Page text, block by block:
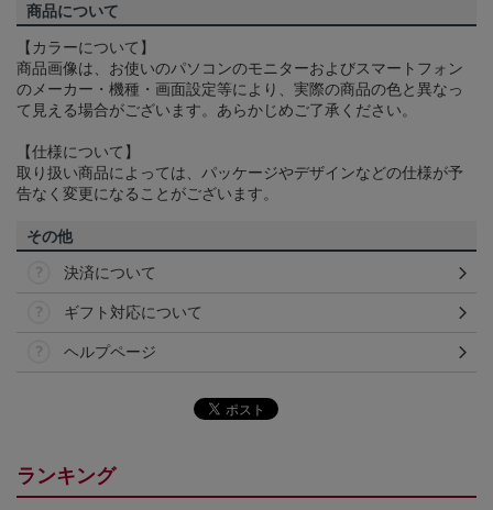
商品について
【カラーについて】
商品画像は、お使いのパソコンのモニターおよびスマートフォン
のメーカー・機種・画面設定等により、実際の商品の色と異なっ
て見える場合がございます。あらかじめご了承ください。
【仕様について】
取り扱い商品によっては、パッケージやデザインなどの仕様が予
告なく変更になることがございます。
その他
決済について
ギフト対応について
ヘルプページ
ランキング